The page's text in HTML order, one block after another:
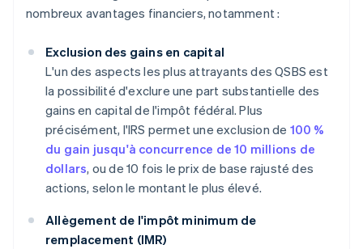
nombreux avantages financiers, notamment :
Exclusion des gains en capital
L'un des aspects les plus attrayants des QSBS est
la possibilité d'exclure une part substantielle des
gains en capital de l'impôt fédéral. Plus
précisément, l'IRS permet une exclusion de 100 %
du gain jusqu'à concurrence de 10 millions de
dollars, ou de 10 fois le prix de base rajusté des
actions, selon le montant le plus élevé.
Allègement de l'impôt minimum de
remplacement (IMR)